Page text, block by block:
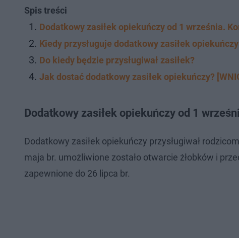
Spis treści
Dodatkowy zasiłek opiekuńczy od 1 września.
Kiedy przysługuje dodatkowy zasiłek
Do kiedy będzie przysługiwał zasiłek?
Jak dostać dodatkowy zasiłek opiekuńczy?
Dodatkowy zasiłek opiekuńczy od 1
Dodatkowy zasiłek opiekuńczy przysługiwał
maja br. umożliwione zostało otwarcie żłobków i
zapewnione do 26 lipca br.